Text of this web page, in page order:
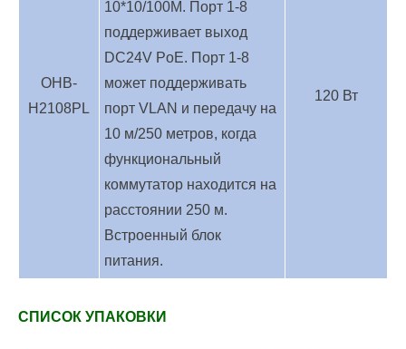
ОНВ-
H2108PL
10*10/100M. Порт 1-8
поддерживает выход
DC24V PoE. Порт 1-8
может поддерживать
порт VLAN и передачу на
10 м/250 метров, когда
функциональный
коммутатор находится на
расстоянии 250 м.
Встроенный блок
питания.
120 Вт
СПИСОК УПАКОВКИ